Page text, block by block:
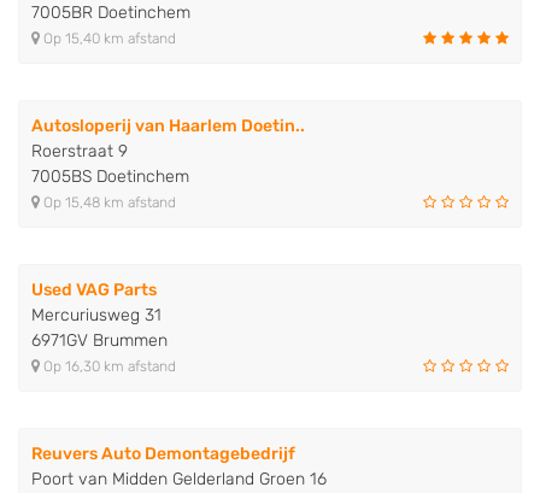
7005BR Doetinchem
Op 15,40 km afstand
Autosloperij van Haarlem Doetin..
Roerstraat 9
7005BS Doetinchem
Op 15,48 km afstand
Used VAG Parts
Mercuriusweg 31
6971GV Brummen
Op 16,30 km afstand
Reuvers Auto Demontagebedrijf
Poort van Midden Gelderland Groen 16